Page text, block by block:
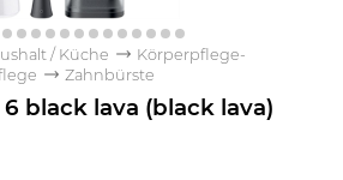
/ Küche
Körperpflege-
Zahnbürste
6 black lava (black lava)